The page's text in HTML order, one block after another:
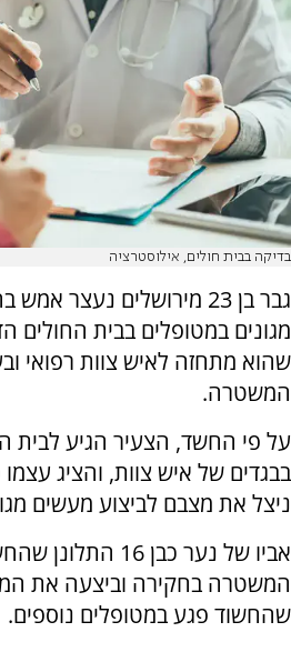
בדיקה בבית חולים, אילוסטרציה
גבר בן 23 מירושלים
מגונים במטופלים בבית החולים
שהוא מתחזה לאיש צוות רפואי
המשטרה.
על פי החשד, הצעיר הגיע לבית
בבגדים של איש צוות, והציג
ניצל את מצבם לביצוע מעשים
אביו של נער כבן
המשטרה בחקירה וביצעה את
שהחשוד פגע במטופלים נוספים.